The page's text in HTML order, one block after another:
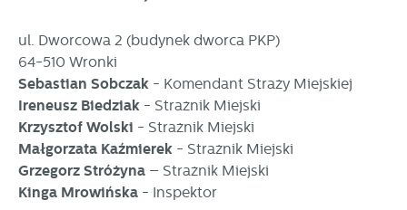
ul. Dworcowa 2 (budynek dworca PKP)
64-510 Wronki
Sebastian Sobczak - Komendant Straży Miejskiej
Ireneusz Biedziak - Strażnik Miejski
Krzysztof Wolski - Strażnik Miejski
Małgorzata Kaźmierek - Strażnik Miejski
Grzegorz Stróżyna – Strażnik Miejski
Kinga Mrowińska - Inspektor
prezentowanych treści.
komfort korzystania z funkcjonalności naszej strony poprzez
dopasowanie jej do Twoich indywidualnych preferencji.
Wyrażenie zgody na funkcjonalne i personalizacyjne pliki
cookies gwarantuje dostępność większej ilości funkcji na
stronie.
Więcej
Analityczne
Analityczne pliki cookies pomagają nam rozwijać się i
dostosowywać do Twoich potrzeb.
Cookies analityczne pozwalają na uzyskanie informacji w
zakresie wykorzystywania witryny internetowej, miejsca oraz
częstotliwości, z jaką odwiedzane są nasze serwisy www.
Więcej